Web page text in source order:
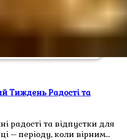
Тиждень Радості та
радості та відпустки для
– періоду, коли вірним…